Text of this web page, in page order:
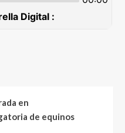
en
de equinos